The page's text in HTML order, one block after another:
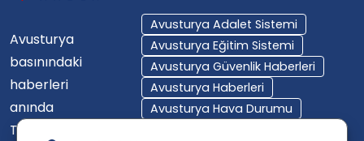
Avusturya
basınındaki
haberleri
anında
Türkçe'ye
Avusturya Adalet Sistemi
Avusturya Eğitim Sistemi
Avusturya Güvenlik Haberleri
Avusturya Haberleri
Avusturya Hava Durumu